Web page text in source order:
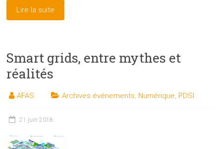
Lire la suite
Smart grids, entre mythes et
réalités
AFAS Archives événements Numérique PDSI
21 juin 2018